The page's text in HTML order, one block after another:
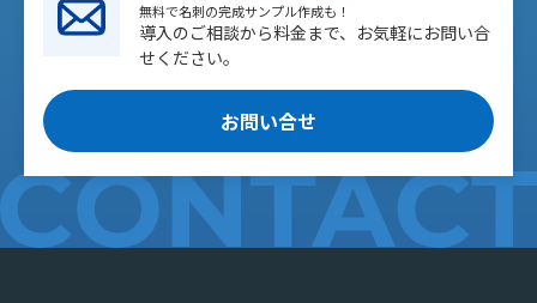
無料で名刺の完成サンプル作成も！
導入のご相談から料金まで、お気軽にお問い合
せください。
お問い合せ